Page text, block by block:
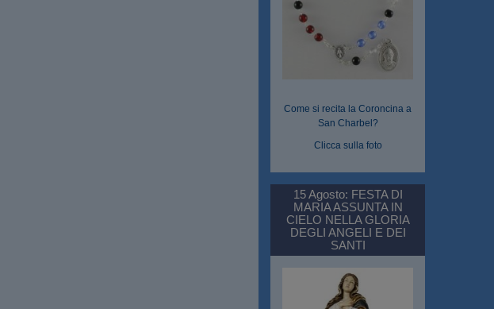
Come si recita la Coroncina a
San Charbel?
Clicca sulla foto
15 Agosto: FESTA DI
MARIA ASSUNTA IN
CIELO NELLA GLORIA
DEGLI ANGELI E DEI
SANTI